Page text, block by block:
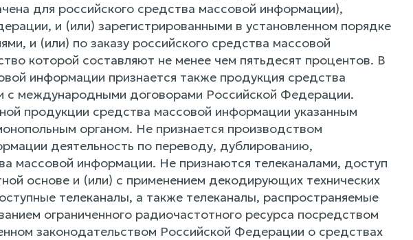
для российского средства массовой информации),
и (или) зарегистрированными в установленном порядке
и (или) по заказу российского средства массовой
которой составляют не менее чем пятьдесят процентов. В
информации признается также продукция средства
с международными договорами Российской Федерации.
продукции средства массовой информации указанным
органом. Не признается производством
деятельность по переводу, дублированию,
массовой информации. Не признаются телеканалами, доступ
основе и (или) с применением декодирующих технических
телеканалы, а также телеканалы, распространяемые
ограниченного радиочастотного ресурса посредством
законодательством Российской Федерации о средствах